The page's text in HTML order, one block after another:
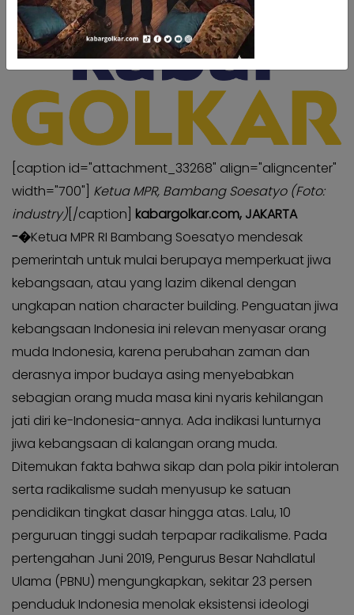
Kabar
Pilkada
Opini
Kabar
Kader
Kabar
Kabinet
UKM
Kabar
DPP
Pojok
Kagol
Photo
Kabar
Pilkada
Opini
Kader
Kabar
Kabar
Kabar
Kabinet
Kabar
UKM
Kabar
DPP
Pojok
Kagol
KABAR
KADER
[caption id="attachment_33268" align="aligncenter"
width="700"] Ketua MPR, Bambang Soesatyo (Foto:
industry) [/caption] kabargolkar.com, JAKARTA
-�Ketua MPR RI Bambang Soesatyo mendesak
pemerintah untuk mulai berupaya memperkuat jiwa
kebangsaan, atau yang lazim dikenal dengan
ungkapan nation character building. Penguatan jiwa
kebangsaan Indonesia ini relevan menyasar orang
muda Indonesia, karena perubahan zaman dan
derasnya impor budaya asing menyebabkan
sebagian orang muda masa kini nyaris kehilangan
jati diri ke-Indonesia-annya. Ada indikasi lunturnya
jiwa kebangsaan di kalangan orang muda.
Ditemukan fakta bahwa sikap dan pola pikir intoleran
serta radikalisme sudah menyusup ke satuan
pendidikan tingkat dasar hingga atas. Lalu, 10
perguruan tinggi sudah terpapar radikalisme. Pada
pertengahan Juni 2019, Pengurus Besar Nahdlatul
Ulama (PBNU) mengungkapkan, sekitar 23 persen
penduduk Indonesia menolak eksistensi ideologi